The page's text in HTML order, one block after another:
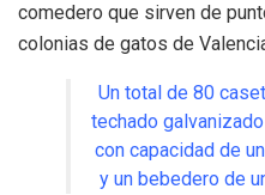
comedero que sirven de
colonias de gatos de
Un total de 80
techado
con capacidad de
y un bebedero de